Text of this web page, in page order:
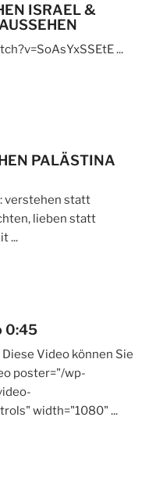
ISRAEL &
...
PALÄSTINA
verstehen statt
lieben statt
...
0:45
Video können Sie
poster="/wp-
width="1080" ...